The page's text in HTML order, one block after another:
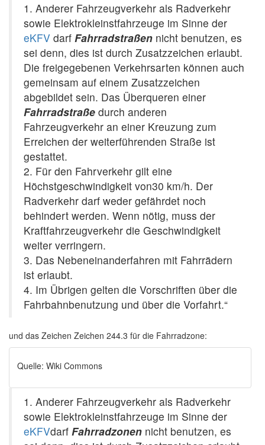
1. Anderer Fahrzeugverkehr als Radverkehr
sowie Elektrokleinstfahrzeuge im Sinne der
eKFV darf Fahrradstraßen nicht benutzen, es
sei denn, dies ist durch Zusatzzeichen erlaubt.
Die freigegebenen Verkehrsarten können auch
gemeinsam auf einem Zusatzzeichen
abgebildet sein. Das Überqueren einer
Fahrradstraße durch anderen
Fahrzeugverkehr an einer Kreuzung zum
Erreichen der weiterführenden Straße ist
gestattet.
2. Für den Fahrverkehr gilt eine
Höchstgeschwindigkeit von30 km/h. Der
Radverkehr darf weder gefährdet noch
behindert werden. Wenn nötig, muss der
Kraftfahrzeugverkehr die Geschwindigkeit
weiter verringern.
3. Das Nebeneinanderfahren mit Fahrrädern
ist erlaubt.
4. Im Übrigen gelten die Vorschriften über die
Fahrbahnbenutzung und über die Vorfahrt.“
und das Zeichen Zeichen 244.3 für die Fahrradzone:
Quelle: Wiki Commons
1. Anderer Fahrzeugverkehr als Radverkehr
sowie Elektrokleinstfahrzeuge im Sinne der
eKFVdarf Fahrradzonen nicht benutzen, es